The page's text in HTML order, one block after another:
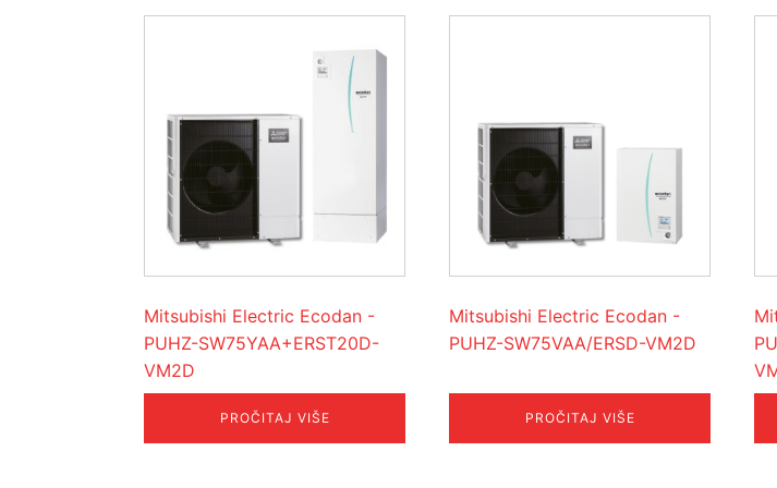
Mitsubishi Electric Ecodan -
PUHZ-SW75YAA+ERST20D-
VM2D
PROČITAJ VIŠE
Mitsubishi Electric Ecodan -
PUHZ-SW75VAA/ERSD-VM2D
PROČITAJ VIŠE